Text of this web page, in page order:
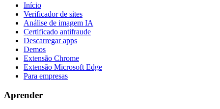
Início
Verificador de sites
Análise de imagem IA
Certificado antifraude
Descarregar apps
Demos
Extensão Chrome
Extensão Microsoft Edge
Para empresas
Aprender